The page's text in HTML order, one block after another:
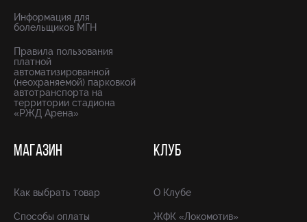
Информация для
болельщиков МГН
Правила пользования
платной
автоматизированной
(неохраняемой) парковкой
автотранспорта на
территории стадиона
«РЖД Арена»
МАГАЗИН
Как выбрать товар
Способы оплаты
КЛУБ
О Клубе
ЖФК «Локомотив»